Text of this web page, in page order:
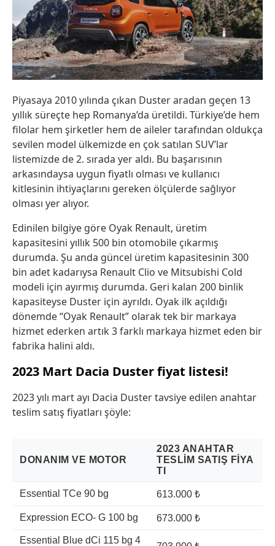
Piyasaya 2010 yılında çıkan Duster aradan geçen 13
yıllık süreçte hep Romanya’da üretildi. Türkiye’de hem
filolar hem şirketler hem de aileler tarafından oldukça
sevilen model ülkemizde en çok satılan SUV’lar
listemizde de 2. sırada yer aldı. Bu başarısının
arkasındaysa uygun fiyatlı olması ve kullanıcı
kitlesinin ihtiyaçlarını gereken ölçülerde sağlıyor
olması yer alıyor.
Edinilen bilgiye göre Oyak Renault, üretim
kapasitesini yıllık 500 bin otomobile çıkarmış
durumda. Şu anda güncel üretim kapasitesinin 300
bin adet kadarıysa Renault Clio ve Mitsubishi Cold
modeli için ayırmış durumda. Geri kalan 200 binlik
kapasiteyse Duster için ayrıldı. Oyak ilk açıldığı
dönemde “Oyak Renault” olarak tek bir markaya
hizmet ederken artık 3 farklı markaya hizmet eden bir
fabrika halini aldı.
2023 Mart Dacia Duster fiyat listesi!
2023 yılı mart ayı Dacia Duster tavsiye edilen anahtar
teslim satış fiyatları şöyle:
DONANIM VE MOTOR
2023 ANAHTAR
TESLIM SATIŞ FIYA
TI
Essential TCe 90 bg 613.000 ₺
Expression ECO- G 100 bg 673.000 ₺
Essential Blue dCi 115 bg 4